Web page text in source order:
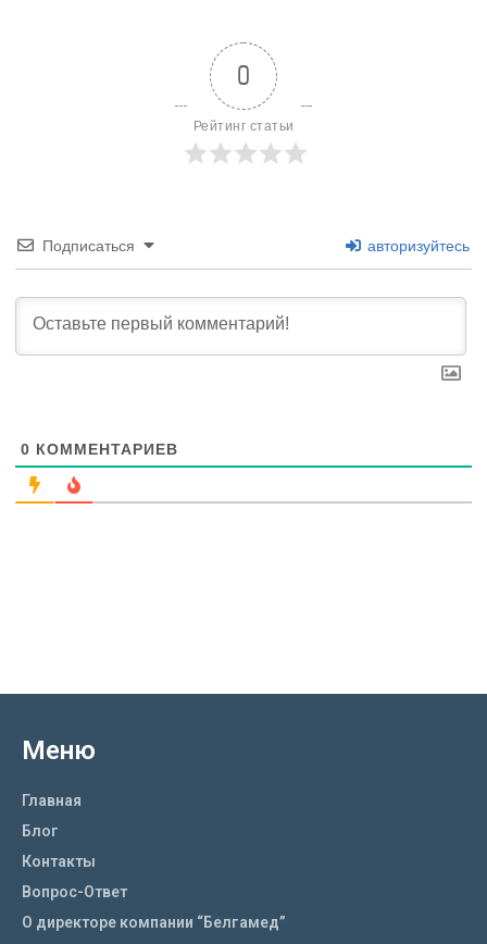
0
Рейтинг статьи
Подписаться авторизуйтесь
0 КОММЕНТАРИЕВ
Меню
Главная
Блог
Контакты
Вопрос-Ответ
О директоре компании “Белгамед”